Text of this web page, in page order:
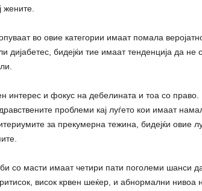
жените.
во овие категории имаат помала
дијабетес, бидејќи тие имаат тенденција да не
интерес и фокус на дебелината и тоа со право.
проблеми кај луѓето кои имаат
за прекумерна тежина, бидејќи овие
со масти имаат четири пати поголеми шанси
висок крвен шеќер, и абнормални нивоа